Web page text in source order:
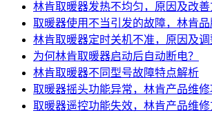
林肯取暖器发热不均匀，原因及改善
取暖器使用不当引发的故障，林肯
林肯取暖器定时关机不准，原因及调
为何林肯取暖器启动后自动断电？​
林肯取暖器不同型号故障特点解析​
取暖器摇头功能异常，林肯产品维
取暖器遥控功能失效，林肯产品维修